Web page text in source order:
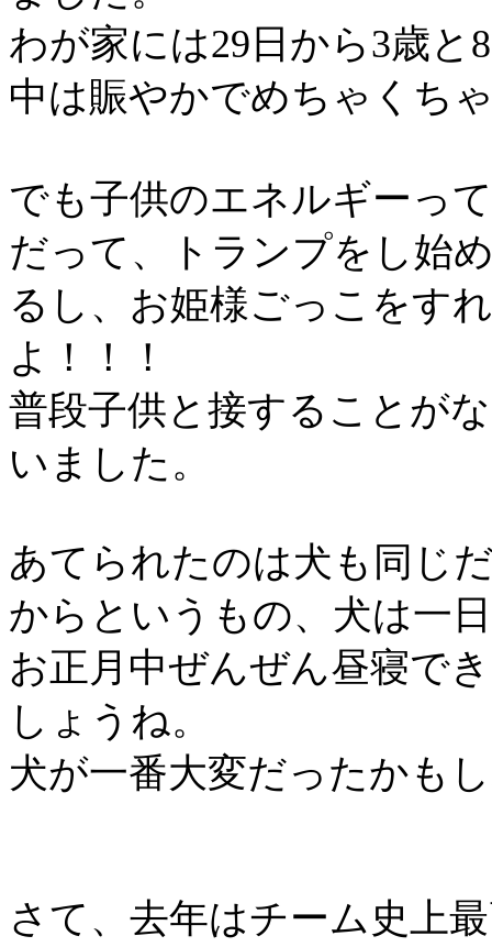
わが家には29 日から3歳と 8
中は賑やかでめちゃくち
でも子供のエネルギーっ
だって、トランプをし始
るし、お姫様ごっこをす
よ！！！
普段子供と接することが
いました。
あてられたのは犬も同じ
からというもの、犬は一
お正月中ぜんぜん昼寝で
しょうね。
犬が一番大変だったかも
さて、去年はチーム史上